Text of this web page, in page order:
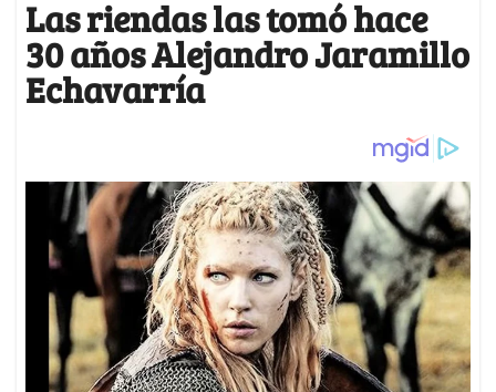
Las riendas las tomó hace
30 años Alejandro Jaramillo
Echavarría